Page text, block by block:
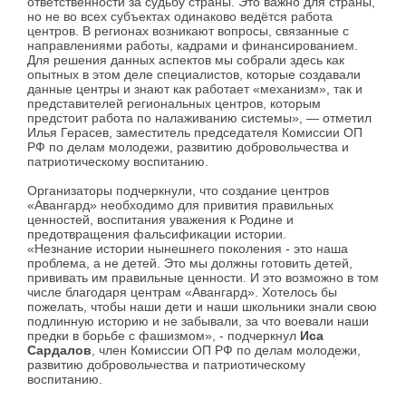
но не во всех субъектах одинаково ведётся работа
центров. В регионах возникают вопросы, связанные с
направлениями работы, кадрами и финансированием.
Для решения данных аспектов мы собрали здесь как
опытных в этом деле специалистов, которые создавали
данные центры и знают как работает «механизм», так и
представителей региональных центров, которым
предстоит работа по налаживанию системы», — отметил
Илья Герасев, заместитель председателя Комиссии ОП
РФ по делам молодежи, развитию добровольчества и
патриотическому воспитанию.
Организаторы подчеркнули, что создание центров
«Авангард» необходимо для привития правильных
ценностей, воспитания уважения к Родине и
предотвращения фальсификации истории.
«Незнание истории нынешнего поколения - это наша
проблема, а не детей. Это мы должны готовить детей,
прививать им правильные ценности. И это возможно в том
числе благодаря центрам «Авангард». Хотелось бы
пожелать, чтобы наши дети и наши школьники знали свою
подлинную историю и не забывали, за что воевали наши
предки в борьбе с фашизмом», - подчеркнул Иса
Сардалов, член Комиссии ОП РФ по делам молодежи,
развитию добровольчества и патриотическому
воспитанию.